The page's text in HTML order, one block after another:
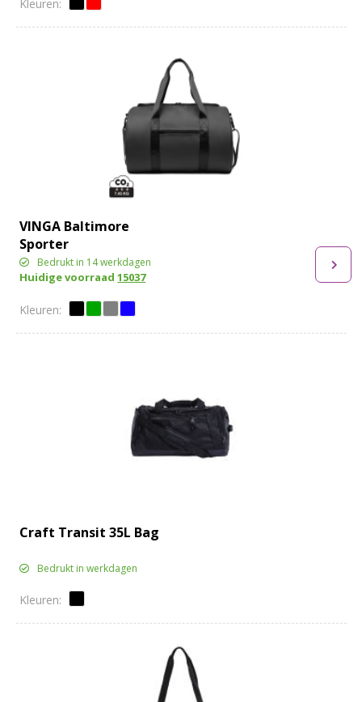
VINGA Baltimore
Sporter
Bedrukt in 14 werkdagen
Huidige voorraad15037
Craft Transit 35L Bag
Bedrukt in werkdagen